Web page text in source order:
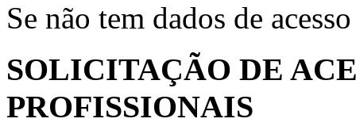
Se não tem dados de
SOLICITAÇÃO DE
PROFISSIONAIS